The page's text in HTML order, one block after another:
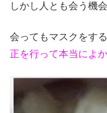
しかし人とも会う機
会ってもマスクをす
正を行って本当によ